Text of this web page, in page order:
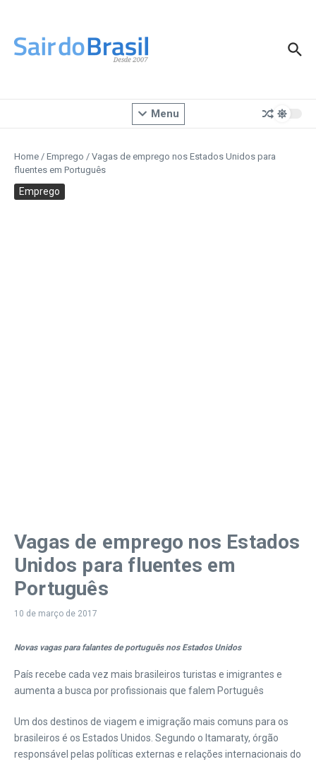
Menu
Home / Emprego / Vagas de emprego nos Estados Unidos para
fluentes em Português
Emprego
Vagas de emprego nos Estados
Unidos para fluentes em
Português
10 de março de 2017
Novas vagas para falantes de português nos Estados Unidos
País recebe cada vez mais brasileiros turistas e imigrantes e
aumenta a busca por profissionais que falem Português
Um dos destinos de viagem e imigração mais comuns para os
brasileiros é os Estados Unidos. Segundo o Itamaraty, órgão
responsável pelas políticas externas e relações internacionais do